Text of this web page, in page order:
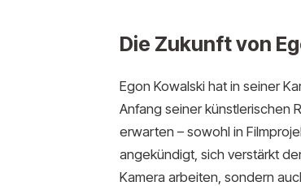
Die Zukunft von
Egon Kowalski hat in seiner
Anfang seiner künstlerischen
erwarten – sowohl in
angekündigt, sich verstärkt
Kamera arbeiten, sondern